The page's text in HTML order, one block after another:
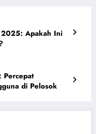
2025: Apakah Ini
Percepat
di Pelosok